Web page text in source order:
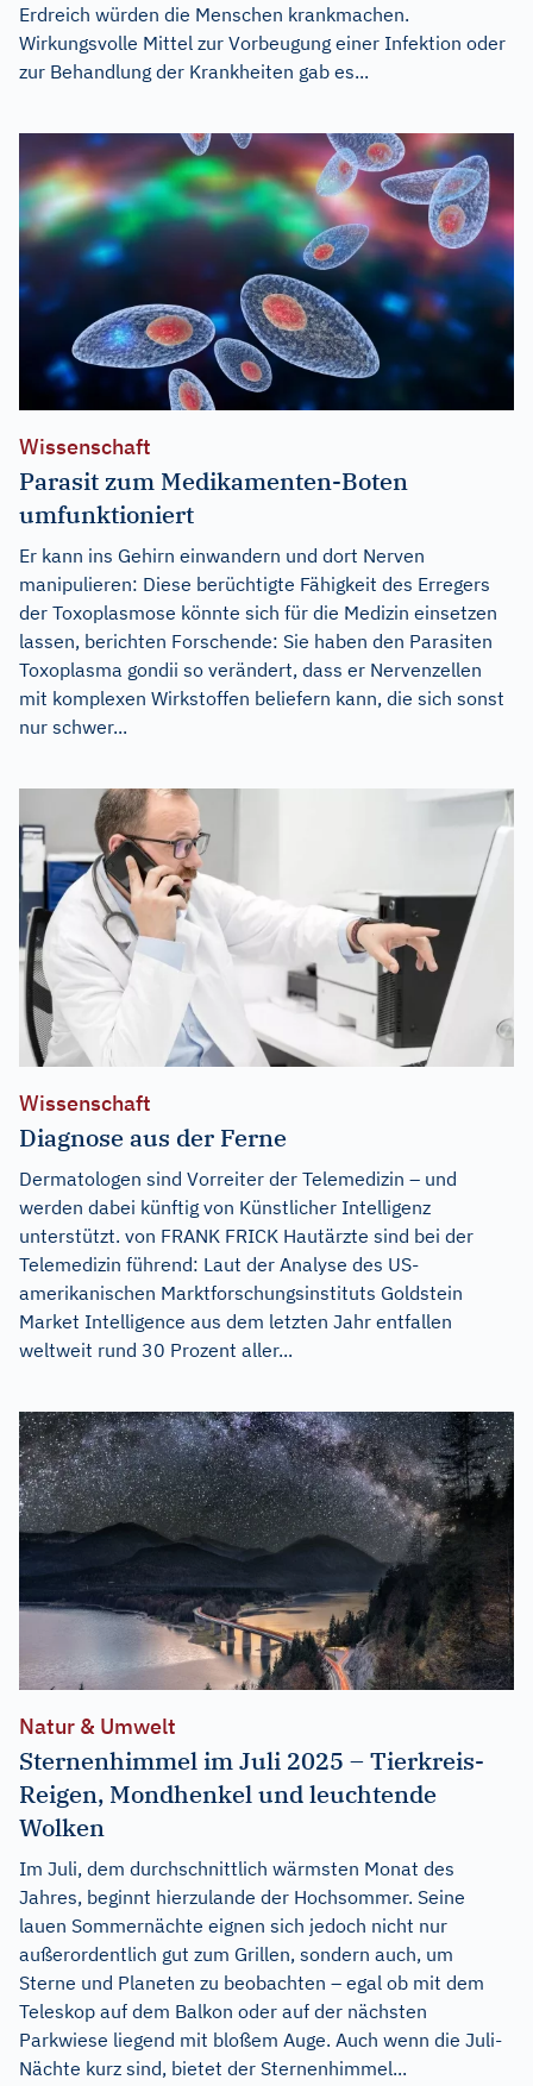
Erdreich würden die Menschen krankmachen.
Wirkungsvolle Mittel zur Vorbeugung einer Infektion oder
zur Behandlung der Krankheiten gab es...
Wissenschaft
Parasit zum Medikamenten-Boten
umfunktioniert
Er kann ins Gehirn einwandern und dort Nerven
manipulieren: Diese berüchtigte Fähigkeit des Erregers
der Toxoplasmose könnte sich für die Medizin einsetzen
lassen, berichten Forschende: Sie haben den Parasiten
Toxoplasma gondii so verändert, dass er Nervenzellen
mit komplexen Wirkstoffen beliefern kann, die sich sonst
nur schwer...
Wissenschaft
Diagnose aus der Ferne
Dermatologen sind Vorreiter der Telemedizin – und
werden dabei künftig von Künstlicher Intelligenz
unterstützt. von FRANK FRICK Hautärzte sind bei der
Telemedizin führend: Laut der Analyse des US-
amerikanischen Marktforschungsinstituts Goldstein
Market Intelligence aus dem letzten Jahr entfallen
weltweit rund 30 Prozent aller...
Natur & Umwelt
Sternenhimmel im Juli 2025 – Tierkreis-
Reigen, Mondhenkel und leuchtende
Wolken
Im Juli, dem durchschnittlich wärmsten Monat des
Jahres, beginnt hierzulande der Hochsommer. Seine
lauen Sommernächte eignen sich jedoch nicht nur
außerordentlich gut zum Grillen, sondern auch, um
Sterne und Planeten zu beobachten – egal ob mit dem
Teleskop auf dem Balkon oder auf der nächsten
Parkwiese liegend mit bloßem Auge. Auch wenn die Juli-
Nächte kurz sind, bietet der Sternenhimmel...